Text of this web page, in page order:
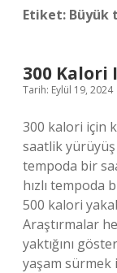
Etiket: Büyük
300 Kalori
Tarih: Eylül 19, 2024
300 kalori için
saatlik
tempoda bir
hızlı tempoda
500 kalori
Araştırmalar
yaktığını
yaşam